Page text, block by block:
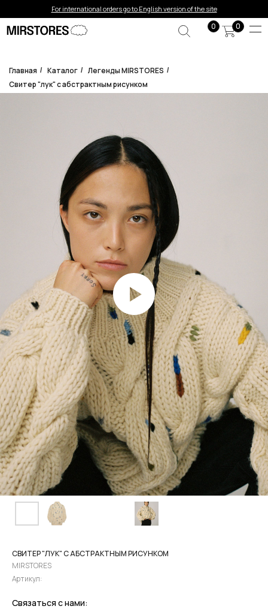
0
0
For international orders go to English version of the site
Error get alias
Главная / Каталог / Легенды MIRSTORES /
Свитер "лук" с абстрактным рисунком
СВИТЕР "ЛУК" С АБСТРАКТНЫМ РИСУНКОМ
MIRSTORES
Артикул:
Связаться с нами: